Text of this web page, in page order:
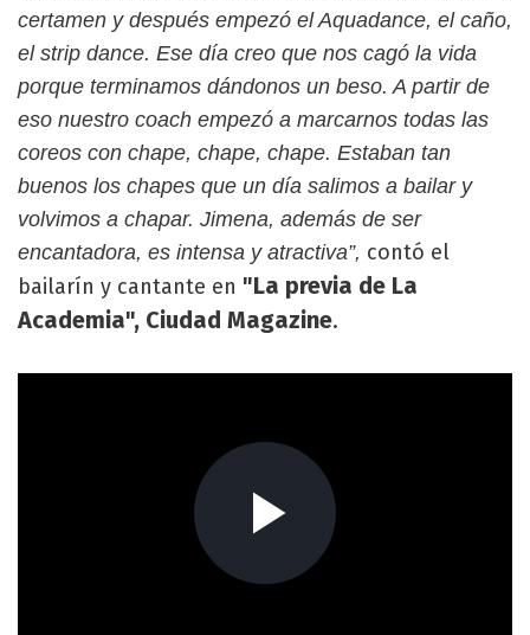
certamen y después empezó el Aquadance, el caño,
el strip dance. Ese día creo que nos cagó la vida
porque terminamos dándonos un beso. A partir de
eso nuestro coach empezó a marcarnos todas las
coreos con chape, chape, chape. Estaban tan
buenos los chapes que un día salimos a bailar y
volvimos a chapar. Jimena, además de ser
encantadora, es intensa y atractiva”, contó el
bailarín y cantante en "La previa de La
Academia", Ciudad Magazine.